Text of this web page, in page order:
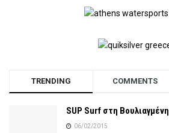
TRENDING COMMENTS
SUP Surf στη Βουλιαγμένη
06/02/2015